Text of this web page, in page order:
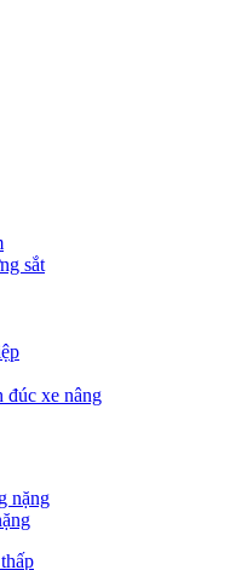
sắt
đúc xe nâng